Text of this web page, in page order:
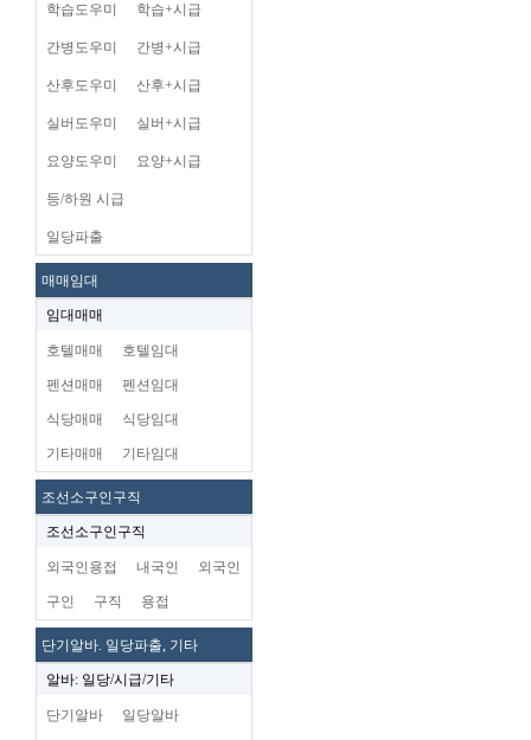
학습도우미 학습+시급
간병도우미 간병+시급
산후도우미 산후+시급
실버도우미 실버+시급
요양도우미 요양+시급
등/하원 시급
일당파출
매매임대
임대매매
호텔매매 호텔임대
펜션매매 펜션임대
식당매매 식당임대
기타매매 기타임대
조선소구인구직
조선소구인구직
외국인용접 내국인 외국인
구인 구직 용접
단기알바. 일당파출, 기타
알바: 일당/시급/기타
단기알바 일당알바